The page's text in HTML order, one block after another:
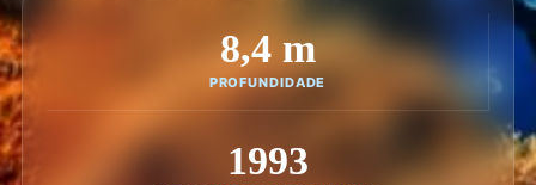
8,4 m
PROFUNDIDADE
1993